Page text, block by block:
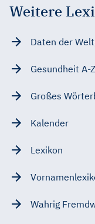
Weitere
Daten der
Gesundheit A-Z
Großes
Kalender
Lexikon
Wahrig